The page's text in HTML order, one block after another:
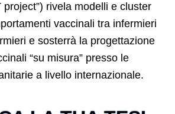
project”) rivela modelli e cluster
vaccinali tra infermieri
e sosterrà la progettazione
“su misura” presso le
a livello internazionale.